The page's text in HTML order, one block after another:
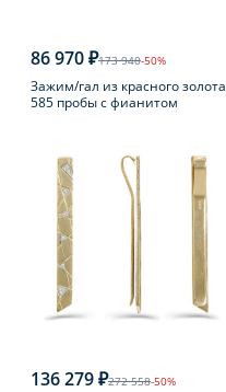
86 970 ₽173 940-50%
Зажим/гал из красного золота
585 пробы с фианитом
136 279 ₽272 558-50%